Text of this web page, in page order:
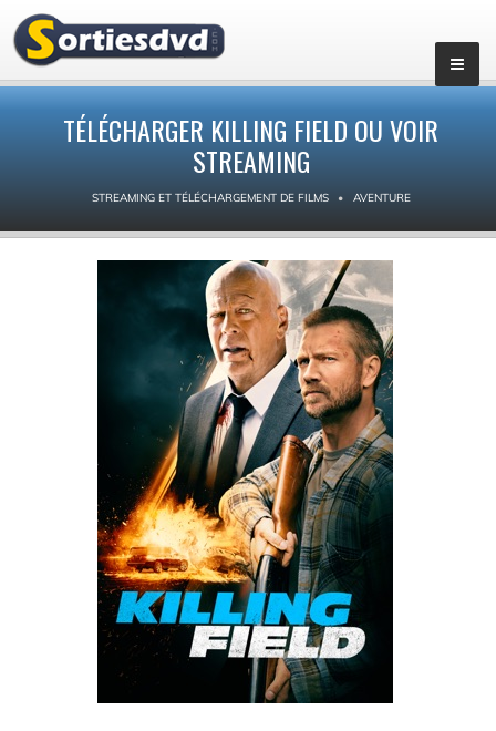
TÉLÉCHARGER KILLING FIELD OU VOIR
STREAMING
STREAMING ET TÉLÉCHARGEMENT DE FILMS AVENTURE